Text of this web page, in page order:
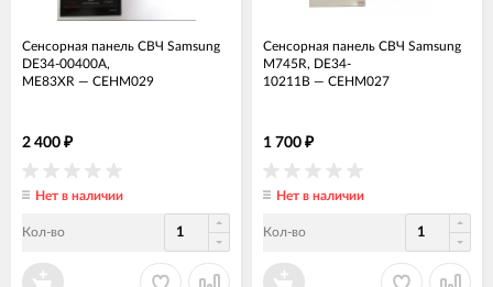
Сенсорная панель СВЧ Samsung
DE34-00400A,
ME83XR — СЕНМ029
2 400 ₽
Нет в наличии
Кол-во
Сенсорная панель СВЧ Samsung
M745R, DE34-
10211B — СЕНМ027
1 700 ₽
Нет в наличии
Кол-во